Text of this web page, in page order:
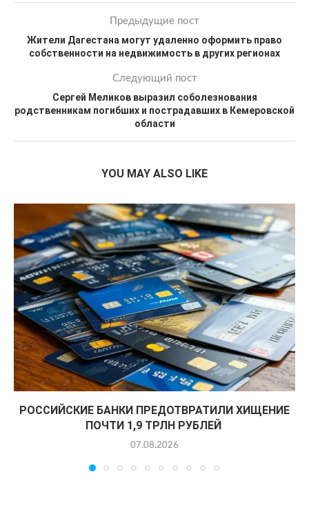
Предыдущие пост
Жители Дагестана могут удаленно оформить право
собственности на недвижимость в других регионах
Следующий пост
Сергей Меликов выразил соболезнования
родственникам погибших и пострадавших в Кемеровской
области
YOU MAY ALSO LIKE
РОССИЙСКИЕ БАНКИ ПРЕДОТВРАТИЛИ ХИЩЕНИЕ
ПОЧТИ 1,9 ТРЛН РУБЛЕЙ
07.08.2026